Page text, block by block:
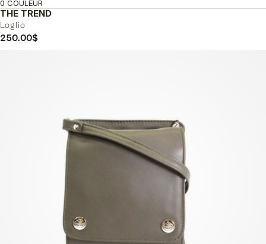
THE TREND
Loglio
0 COULEUR
250.00$